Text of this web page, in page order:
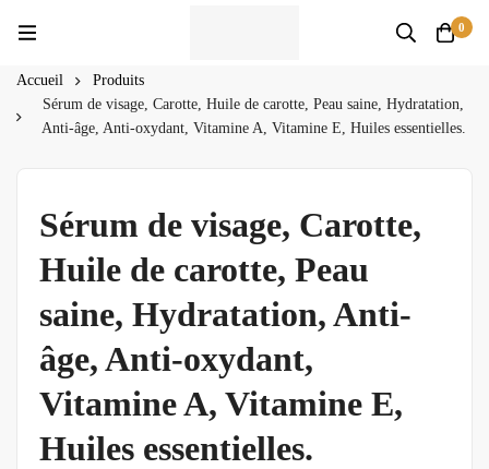
0
Accueil
Produits
Sérum de visage, Carotte, Huile de carotte, Peau saine, Hydratation,
Anti-âge, Anti-oxydant, Vitamine A, Vitamine E, Huiles essentielles.
Sérum de visage, Carotte,
Huile de carotte, Peau
saine, Hydratation, Anti-
âge, Anti-oxydant,
Vitamine A, Vitamine E,
Huiles essentielles.